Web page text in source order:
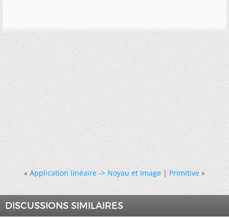
« Application linéaire -> Noyau et Image|Primitive »
DISCUSSIONS SIMILAIRES